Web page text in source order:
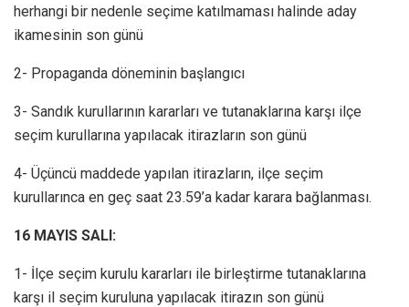
herhangi bir nedenle seçime katılmaması halinde aday
ikamesinin son günü
2- Propaganda döneminin başlangıcı
3- Sandık kurullarının kararları ve tutanaklarına karşı ilçe
seçim kurullarına yapılacak itirazların son günü
4- Üçüncü maddede yapılan itirazların, ilçe seçim
kurullarınca en geç saat 23.59’a kadar karara bağlanması.
16 MAYIS SALI:
1- İlçe seçim kurulu kararları ile birleştirme tutanaklarına
karşı il seçim kuruluna yapılacak itirazın son günü